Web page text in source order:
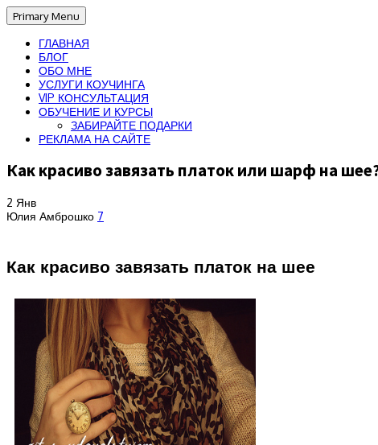
Primary Menu
ГЛАВНАЯ
БЛОГ
ОБО МНЕ
УСЛУГИ КОУЧИНГА
VIP КОНСУЛЬТАЦИЯ
ОБУЧЕНИЕ И КУРСЫ
ЗАБИРАЙТЕ ПОДАРКИ
РЕКЛАМА НА САЙТЕ
Как красиво завязать платок или шарф на
2 Янв
Юлия Амброшко 7
Как красиво завязать платок на шее